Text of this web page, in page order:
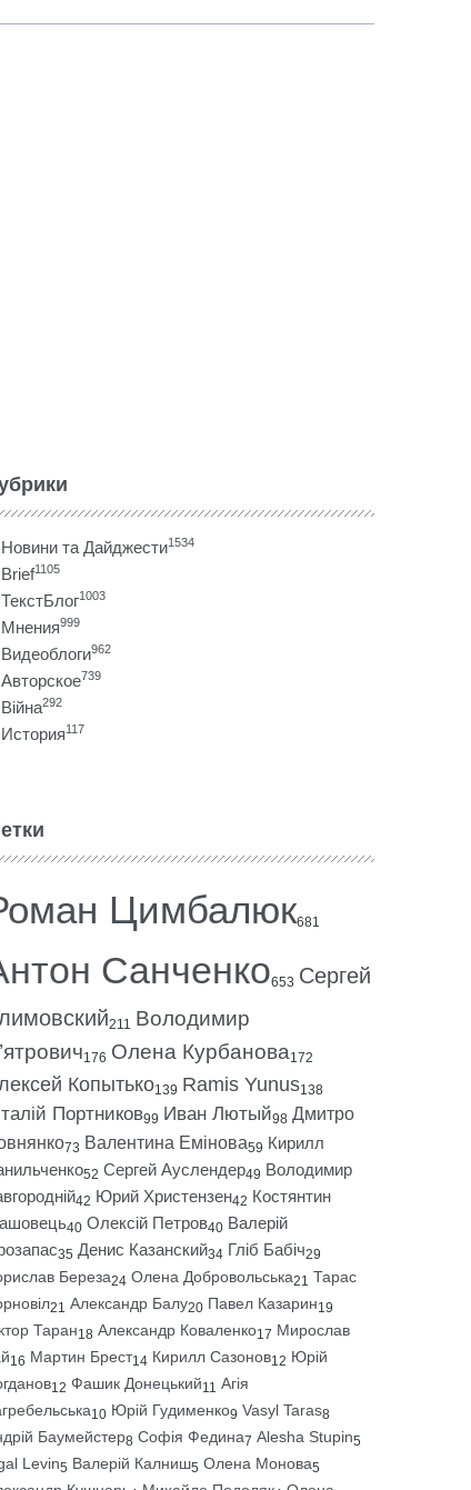
Новини та Дайджести1534
Brief1105
ТекстБлог1003
Мнения999
Видеоблоги962
Авторское739
Війна292
История117
Цимбалюк681
Санченко653 Сергей
211 Володимир
176 Олена Курбанова172
Копытько139 Ramis Yunus138
Портников99 Иван Лютый98 Дмитро
73 Валентина Емінова59 Кирилл
52 Сергей Ауслендер49 Володимир
42 Юрий Христензен42 Костянтин
40 Олексій Петров40 Валерій
35 Денис Казанский34 Гліб Бабіч29
Береза24 Олена Добровольська21 Тарас
21 Александр Балу20 Павел Казарин19
Таран18 Александр Коваленко17 Мирослав
16 Мартин Брест14 Кирилл Сазонов12 Юрій
12 Фашик Донецький11 Агія
10 Юрій Гудименко9 Vasyl Taras8
Баумейстер8 Софія Федина7 Alesha Stupin5
Levin5 Валерій Калниш5 Олена Монова5